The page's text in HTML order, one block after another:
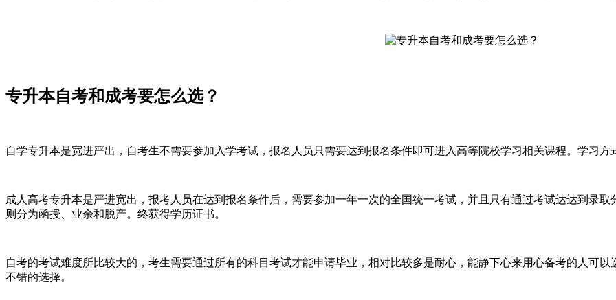
专升本自考和成考要怎么选？
自学专升本是宽进严出，自考生不需要参加入学考试，报名人员只需要达到报名条件即可进入高等院校学习相关课程。学习方
成人高考专升本是严进宽出，报考人员在达到报名条件后，需要参加一年一次的全国统一考试，并且只有通过考试达达到录
则分为函授、业余和脱产。终获得学历证书。
自考的考试难度所比较大的，考生需要通过所有的科目考试才能申请毕业，相对比较多是耐心，能静下心来用心备考的人可
不错的选择。